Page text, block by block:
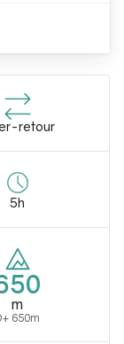
retour
5h
m
650m